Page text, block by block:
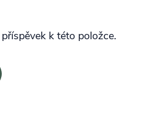
k této položce.